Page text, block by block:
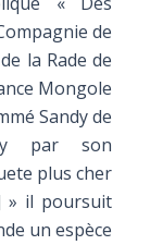
de
la Rade de
Mongole
Sandy de
par son
plus cher
» il poursuit
un espèce